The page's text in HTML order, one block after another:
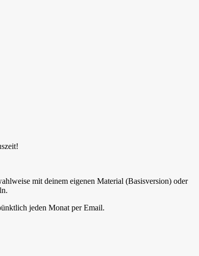
mit deinem eigenen Material (Basisversion) oder
jeden Monat per Email.